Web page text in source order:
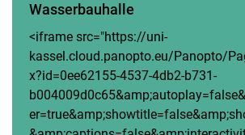
Wasserbauhalle
<iframe src="https://uni-
kassel.cloud.panopto.eu/Panopto/
x?id=0ee62155-4537-4db2-b731-